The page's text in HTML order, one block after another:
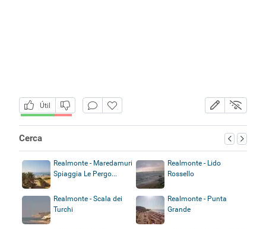
Útil
Cerca
Realmonte - Maredamuri
Spiaggia Le Pergo...
Realmonte - Lido
Rossello
Realmonte - Scala dei
Turchi
Realmonte - Punta
Grande